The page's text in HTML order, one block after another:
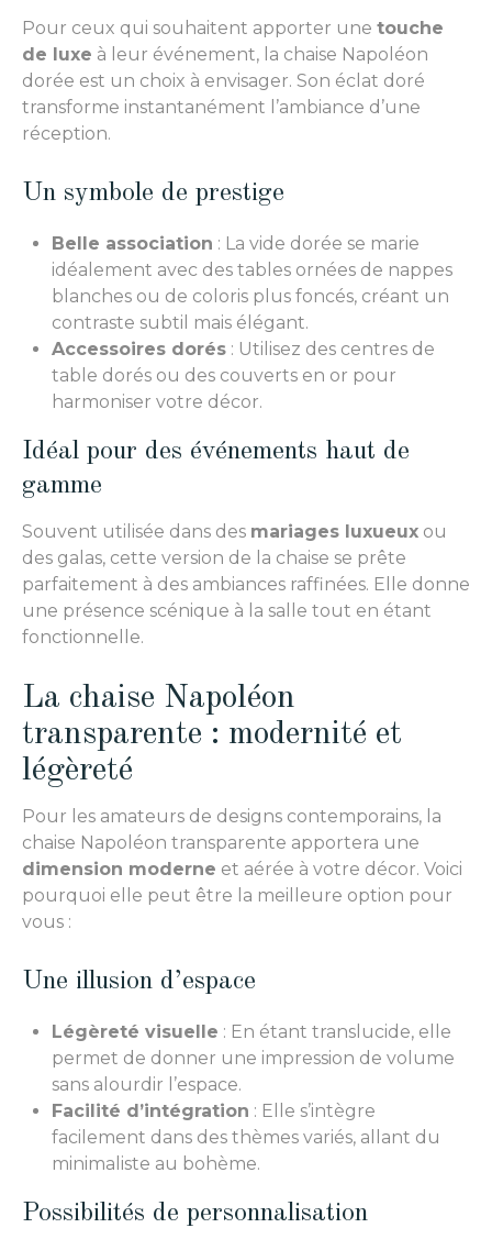
Pour ceux qui souhaitent apporter une touche
de luxe à leur événement, la chaise Napoléon
dorée est un choix à envisager. Son éclat doré
transforme instantanément l’ambiance d’une
réception.
Un symbole de prestige
Belle association : La vide dorée se marie
idéalement avec des tables ornées de nappes
blanches ou de coloris plus foncés, créant un
contraste subtil mais élégant.
Accessoires dorés : Utilisez des centres de
table dorés ou des couverts en or pour
harmoniser votre décor.
Idéal pour des événements haut de
gamme
Souvent utilisée dans des mariages luxueux ou
des galas, cette version de la chaise se prête
parfaitement à des ambiances raffinées. Elle donne
une présence scénique à la salle tout en étant
fonctionnelle.
La chaise Napoléon
transparente : modernité et
légèreté
Pour les amateurs de designs contemporains, la
chaise Napoléon transparente apportera une
dimension moderne et aérée à votre décor. Voici
pourquoi elle peut être la meilleure option pour
vous :
Une illusion d’espace
Légèreté visuelle : En étant translucide, elle
permet de donner une impression de volume
sans alourdir l’espace.
Facilité d’intégration : Elle s’intègre
facilement dans des thèmes variés, allant du
minimaliste au bohème.
Possibilités de personnalisation